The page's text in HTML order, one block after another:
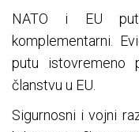
NATO i EU
komplementarni.
putu istovremeno
članstvu u EU.
Sigurnosni i vojni